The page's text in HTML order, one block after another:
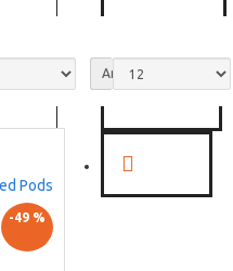
Anzeige
-49 %